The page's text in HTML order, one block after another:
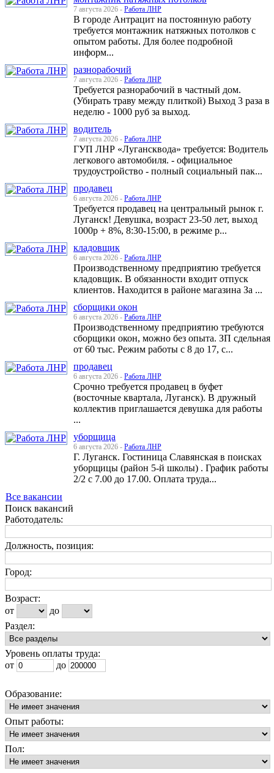
7 августа 2026 - Работа ЛНР
В городе Антрацит на постоянную работу
требуется монтажник натяжных потолков с
опытом работы. Для более подробной
информ...
разнорабочий
7 августа 2026 - Работа ЛНР
Требуется разнорабочий в частный дом.
(Убирать траву между плиткой) Выход 3 раза в
неделю - 1000 руб за выход.
водитель
7 августа 2026 - Работа ЛНР
ГУП ЛНР «Лугансквода» требуется: Водитель
легкового автомобиля. - официальное
трудоустройство - полный социальный пак...
продавец
6 августа 2026 - Работа ЛНР
Требуется продавец на центральный рынок г.
Луганск! Девушка, возраст 23-50 лет, выход
1000р + 8%, 8:30-15:00, в режиме р...
кладовщик
6 августа 2026 - Работа ЛНР
Производственному предприятию требуется
кладовщик. В обязанности входит отпуск
клиентов. Находится в районе магазина За ...
сборщики окон
6 августа 2026 - Работа ЛНР
Производственному предприятию требуются
сборщики окон, можно без опыта. ЗП сдельная
от 60 тыс. Режим работы с 8 до 17, с...
продавец
6 августа 2026 - Работа ЛНР
Срочно требуется продавец в буфет
(восточные квартала, Луганск). В дружный
коллектив приглашается девушка для работы
...
уборщица
6 августа 2026 - Работа ЛНР
Г. Луганск. Гостиница Славянская в поисках
уборщицы (район 5-й школы) . График работы
2/2 с 7.00 до 17.00. Оплата труда...
Все вакансии
Поиск вакансий
Работодатель:
Должность, позиция:
Город:
Возраст:
от
до
Раздел:
Уровень оплаты труда:
от
до
Образование:
Опыт работы:
Пол: